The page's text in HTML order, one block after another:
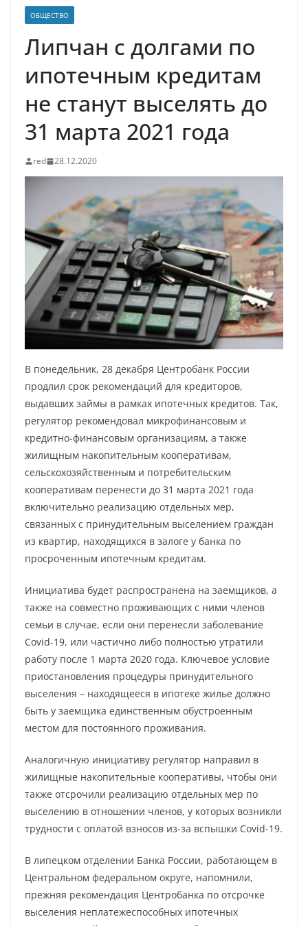
ОБЩЕСТВО
Липчан с долгами по
ипотечным кредитам
не станут выселять до
31 марта 2021 года
red 28.12.2020
В понедельник, 28 декабря Центробанк России
продлил срок рекомендаций для кредиторов,
выдавших займы в рамках ипотечных кредитов. Так,
регулятор рекомендовал микрофинансовым и
кредитно-финансовым организациям, а также
жилищным накопительным кооперативам,
сельскохозяйственным и потребительским
кооперативам перенести до 31 марта 2021 года
включительно реализацию отдельных мер,
связанных с принудительным выселением граждан
из квартир, находящихся в залоге у банка по
просроченным ипотечным кредитам.
Инициатива будет распространена на заемщиков, а
также на совместно проживающих с ними членов
семьи в случае, если они перенесли заболевание
Covid-19, или частично либо полностью утратили
работу после 1 марта 2020 года. Ключевое условие
приостановления процедуры принудительного
выселения – находящееся в ипотеке жилье должно
быть у заемщика единственным обустроенным
местом для постоянного проживания.
Аналогичную инициативу регулятор направил в
жилищные накопительные кооперативы, чтобы они
также отсрочили реализацию отдельных мер по
выселению в отношении членов, у которых возникли
трудности с оплатой взносов из-за вспышки Covid-19.
В липецком отделении Банка России, работающем в
Центральном федеральном округе, напомнили,
прежняя рекомендация Центробанка по отсрочке
выселения неплатежеспособных ипотечных